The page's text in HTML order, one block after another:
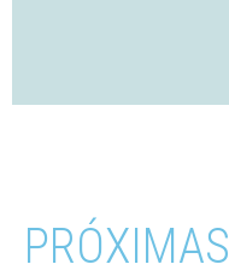
PRÓXIMAS